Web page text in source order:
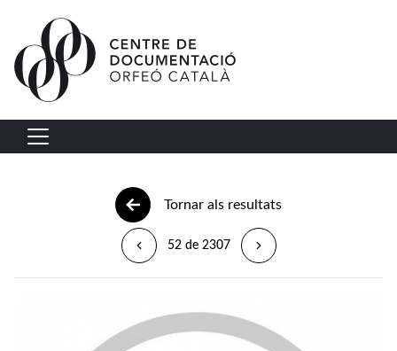
Vés al contingut
Navegació principal
Tornar als resultats
52 de 2307